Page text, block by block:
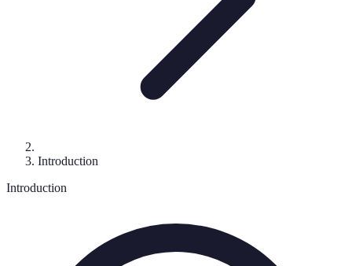
Introduction
Introduction